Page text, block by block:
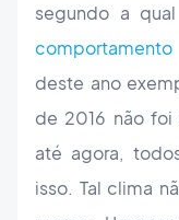
segundo a
deste ano
de 2016 não
até agora,
isso. Tal clima